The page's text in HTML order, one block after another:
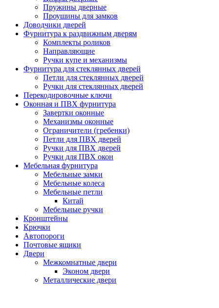
Пружины дверные
Проушины для замков
Доводчики дверей
Фурнитура к раздвижным дверям
Комплекты роликов
Направляющие
Ручки купе и механизмы
Фурнитура для стеклянных дверей
Петли для стеклянных дверей
Ручки для стеклянных дверей
Перекодировочные ключи
Оконная и ПВХ фурнитура
Завертки оконные
Механизмы оконные
Ограничители (гребенки)
Петли для ПВХ дверей
Ручки для ПВХ дверей
Ручки для ПВХ окон
Мебельная фурнитура
Мебельные замки
Мебельные колеса
Мебельные петли
Китай
Мебельные ручки
Кронштейны
Крючки
Автопороги
Почтовые ящики
Двери
Межкомнатные двери
Эконом двери
Металлические двери